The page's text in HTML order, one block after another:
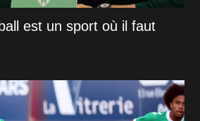
est un sport où il faut